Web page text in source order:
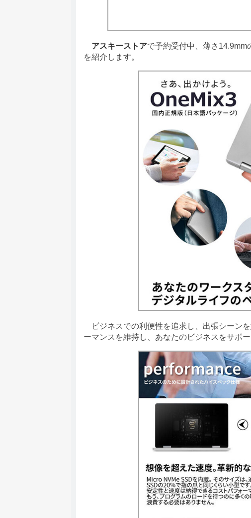
アスキーストアで予約受付中、薄さ
を紹介します。
ビジネスでの利便性を追求し、出張シーン
ーマンスを維持し、あなたのビジネスをサポー